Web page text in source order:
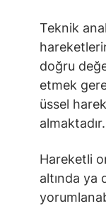
Teknik
doğru
etmek
üssel
almaktadır.
Hareketli
altında ya